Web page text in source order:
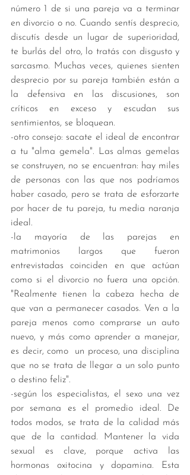
número 1 de si una pareja va a terminar
en divorcio o no. Cuando sentís desprecio,
discutís desde un lugar de superioridad,
te burlás del otro, lo tratás con disgusto y
sarcasmo. Muchas veces, quienes sienten
desprecio por su pareja también están a
la defensiva en las discusiones, son
críticos en exceso y escudan sus
sentimientos, se bloquean.
-otro consejo: sacate el ideal de encontrar
a tu "alma gemela". Las almas gemelas
se construyen, no se encuentran: hay miles
de personas con las que nos podríamos
haber casado, pero se trata de esforzarte
por hacer de tu pareja, tu media naranja
ideal.
-la mayoría de las parejas en
matrimonios largos que fueron
entrevistadas coinciden en que actúan
como si el divorcio no fuera una opción.
"Realmente tienen la cabeza hecha de
que van a permanecer casados. Ven a la
pareja menos como comprarse un auto
nuevo, y más como aprender a manejar,
es decir, como  un proceso, una disciplina
que no se trata de llegar a un solo punto
o destino feliz".
-según los especialistas, el sexo una vez
por semana es el promedio ideal. De
todos modos, se trata de la calidad más
que de la cantidad. Mantener la vida
sexual es clave, porque activa las
hormonas oxitocina y dopamina. Esta